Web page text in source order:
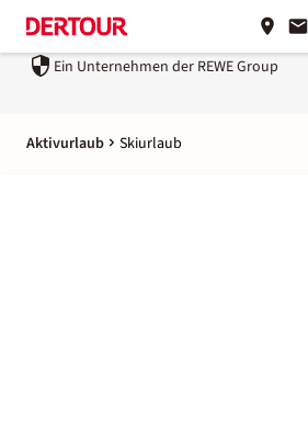
Ein Unternehmen der REWE Group
Aktivurlaub Skiurlaub